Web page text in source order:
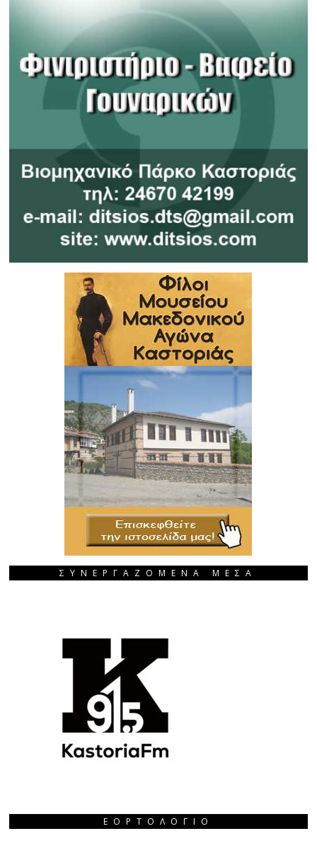
ΣΥΝΕΡΓΑΖΟΜΕΝΑ ΜΕΣΑ
ΕΟΡΤΟΛΌΓΙΟ